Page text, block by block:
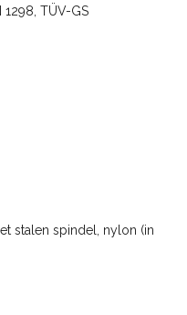
1298, TÜV-GS
stalen spindel, nylon (in